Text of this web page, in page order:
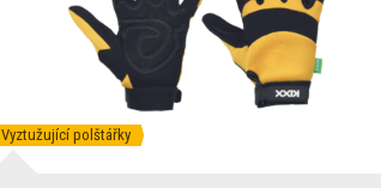
Vyztužující polštářky